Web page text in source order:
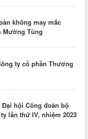
không may mắc
Mường Tùng
ty cổ phần Thương
hội Công đoàn bộ
lần thứ IV, nhiệm 2023